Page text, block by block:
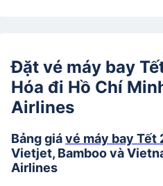
Đặt vé máy bay
Hóa đi Hồ Chí
Airlines
Bảng giávé máy bay Tết
Vietjet, Bamboo và
Airlines